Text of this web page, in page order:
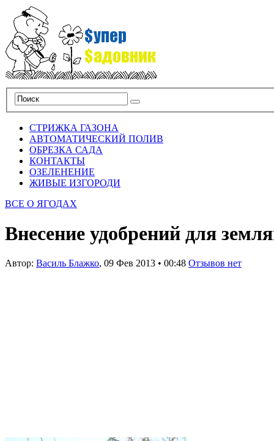
СТРИЖКА ГАЗОНА
АВТОМАТИЧЕСКИЙ ПОЛИВ
ОБРЕЗКА САДА
КОНТАКТЫ
ОЗЕЛЕНЕНИЕ
ЖИВЫЕ ИЗГОРОДИ
ВСЕ О ЯГОДАХ
Внесение удобрений для
Автор: Василь Блажко, 09 Фев 2013 • 00:48 Отзывов нет